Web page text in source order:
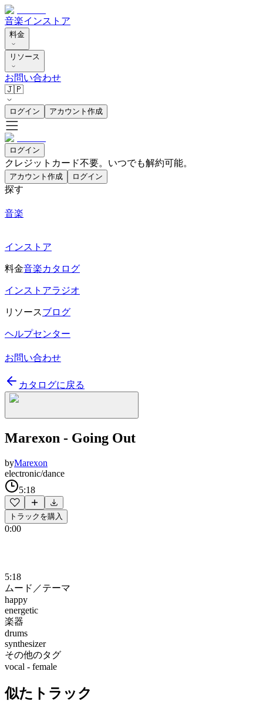
音楽インストア
料金
リソース
お問い合わせ
🇯🇵
ログイン アカウント作成
ログイン
クレジットカード不要。いつでも解約可能。
アカウント作成 ログイン
探す
音楽
インストア
料金音楽カタログ
インストアラジオ
リソースブログ
ヘルプセンター
お問い合わせ
カタログに戻る
Marexon - Going Out
byMarexon
electronic/dance
5:18
トラックを購入
0:00
5:18
ムード／テーマ
happy
energetic
楽器
drums
synthesizer
その他のタグ
vocal - female
似たトラック